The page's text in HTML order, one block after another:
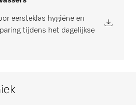
eersteklas hygiëne en
tijdens het dagelijkse